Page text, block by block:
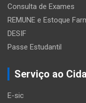
Consulta de Exames
REMUNE e Estoque
DESIF
Passe Estudantil
Serviço ao
E-sic